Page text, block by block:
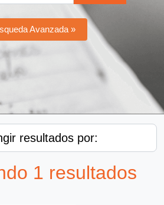
Avanzada »
resultados por:
1 resultados